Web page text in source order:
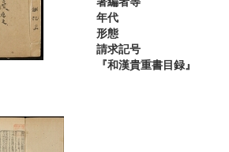
年代
形態
請求記号
『和漢貴重書目録』